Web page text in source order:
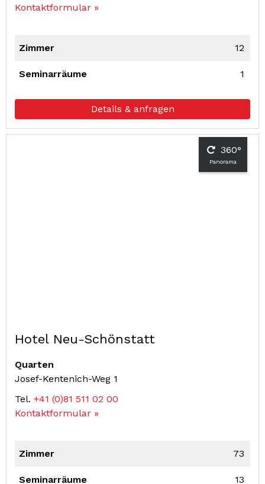
Kontaktformular »
Zimmer 12
Seminarräume 1
Details & anfragen
360°
Panorama
Hotel Neu-Schönstatt
Quarten
Josef-Kentenich-Weg 1
Tel. +41 (0)81 511 02 00
Kontaktformular »
Zimmer 73
Seminarräume 13